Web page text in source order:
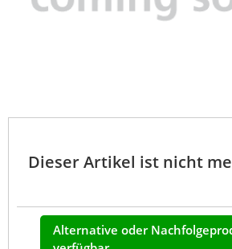
Dieser Artikel ist nicht
Alternative oder